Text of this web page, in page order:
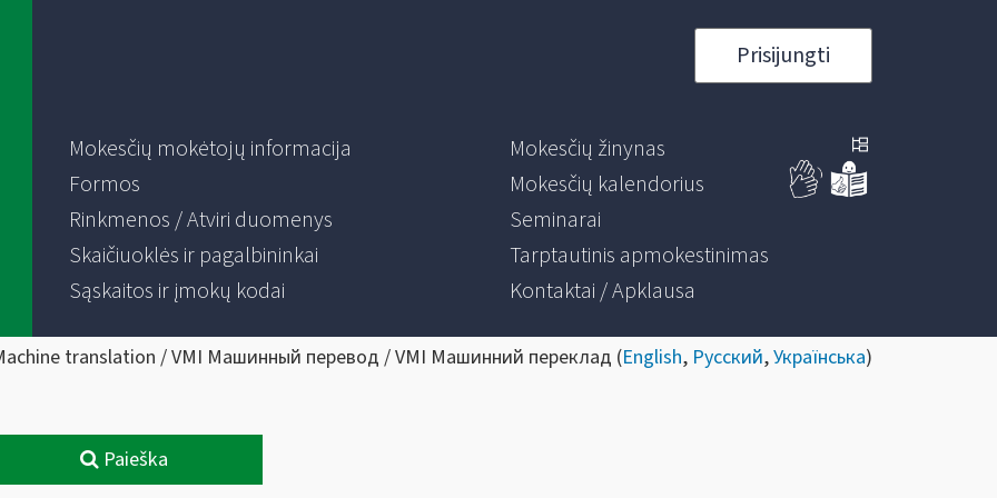
Prisijungti
Mokesčių mokėtojų informacija
Formos
Rinkmenos / Atviri duomenys
Skaičiuoklės ir pagalbininkai
Sąskaitos ir įmokų kodai
Mokesčių žinynas
Mokesčių kalendorius
Seminarai
Tarptautinis apmokestinimas
Kontaktai / Apklausa
translation / VMI Машинный перевод / VMI Машинний переклад (English, Русский,Українська)
Paieška